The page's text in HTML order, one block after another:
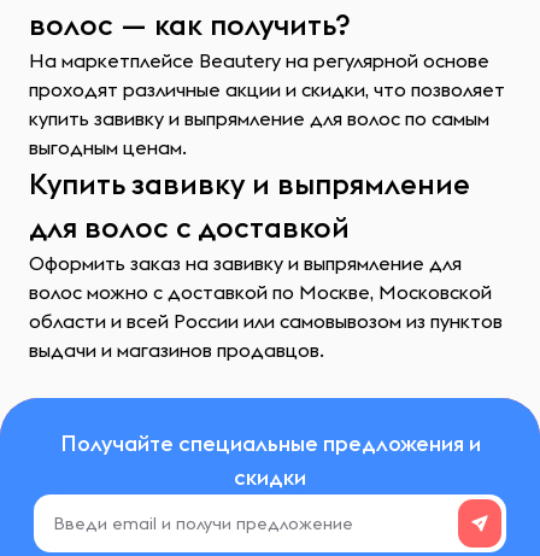
волос — как получить?
На маркетплейсе Beautery на регулярной основе
проходят различные акции и скидки, что позволяет
купить завивку и выпрямление для волос по самым
выгодным ценам.
Купить завивку и выпрямление
для волос с доставкой
Оформить заказ на завивку и выпрямление для
волос можно с доставкой по Москве, Московской
области и всей России или самовывозом из пунктов
выдачи и магазинов продавцов.
Получайте специальные предложения и
скидки